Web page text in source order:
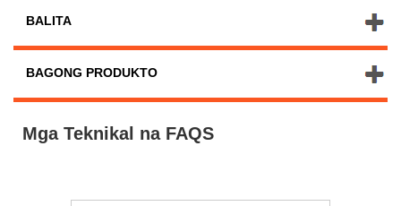
BALITA
BAGONG PRODUKTO
Mga Teknikal na FAQS